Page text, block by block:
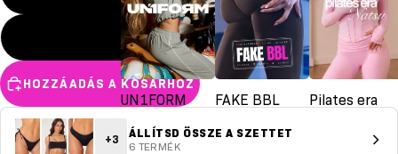
UN1FORM FAKE BBL Pilates era
L
HOZZÁADÁS A KOSÁRHOZ
+3 ÁLLÍTSD ÖSSZE A SZETTET
6 TERMÉK